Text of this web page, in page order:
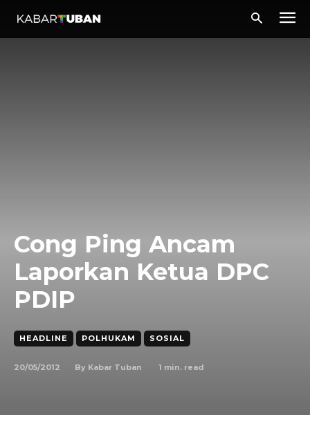
Cong Ping Ancam
Laporkan Ketua DPC
PDIP
HEADLINE POLHUKAM SOSIAL
20/05/2012 By Kabar Tuban 1 min. read